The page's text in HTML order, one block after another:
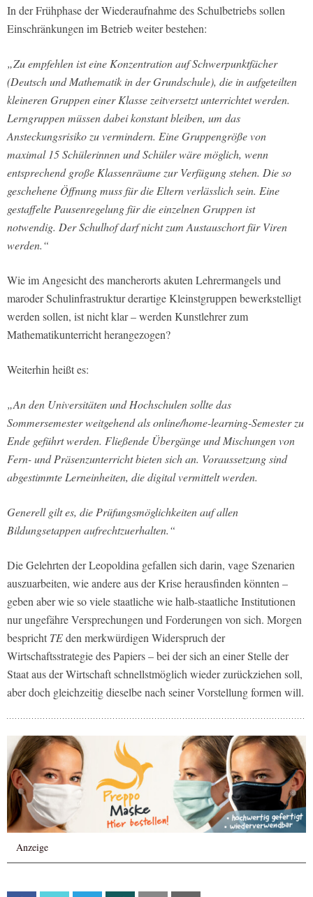
In der Frühphase der Wiederaufnahme des Schulbetriebs sollen
Einschränkungen im Betrieb weiter bestehen:
„Zu empfehlen ist eine Konzentration auf Schwerpunktfächer
(Deutsch und Mathematik in der Grundschule), die in aufgeteilten
kleineren Gruppen einer Klasse zeitversetzt unterrichtet werden.
Lerngruppen müssen dabei konstant bleiben, um das
Ansteckungsrisiko zu vermindern. Eine Gruppengröße von
maximal 15 Schülerinnen und Schüler wäre möglich, wenn
entsprechend große Klassenräume zur Verfügung stehen. Die so
geschehene Öffnung muss für die Eltern verlässlich sein. Eine
gestaffelte Pausenregelung für die einzelnen Gruppen ist
notwendig. Der Schulhof darf nicht zum Austauschort für Viren
werden.“
Wie im Angesicht des mancherorts akuten Lehrermangels und
maroder Schulinfrastruktur derartige Kleinstgruppen bewerkstelligt
werden sollen, ist nicht klar – werden Kunstlehrer zum
Mathematikunterricht herangezogen?
Weiterhin heißt es:
„An den Universitäten und Hochschulen sollte das
Sommersemester weitgehend als online/home-learning-Semester zu
Ende geführt werden. Fließende Übergänge und Mischungen von
Fern- und Präsenzunterricht bieten sich an. Voraussetzung sind
abgestimmte Lerneinheiten, die digital vermittelt werden.
Generell gilt es, die Prüfungsmöglichkeiten auf allen
Bildungsetappen aufrechtzuerhalten.“
Die Gelehrten der Leopoldina gefallen sich darin, vage Szenarien
auszuarbeiten, wie andere aus der Krise herausfinden könnten –
geben aber wie so viele staatliche wie halb-staatliche Institutionen
nur ungefähre Versprechungen und Forderungen von sich. Morgen
bespricht TEden merkwürdigen Widerspruch der
Wirtschaftsstrategie des Papiers – bei der sich an einer Stelle der
Staat aus der Wirtschaft schnellstmöglich wieder zurückziehen soll,
aber doch gleichzeitig dieselbe nach seiner Vorstellung formen will.
Anzeige